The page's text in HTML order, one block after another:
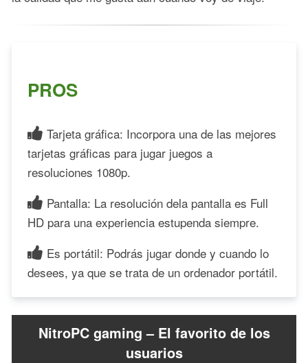
PROS
Tarjeta gráfica: Incorpora una de las mejores
tarjetas gráficas para jugar juegos a
resoluciones 1080p.
Pantalla: La resolución dela pantalla es Full
HD para una experiencia estupenda siempre.
Es portátil: Podrás jugar donde y cuando lo
desees, ya que se trata de un ordenador portátil.
NitroPC gaming – El favorito de los
usuarios